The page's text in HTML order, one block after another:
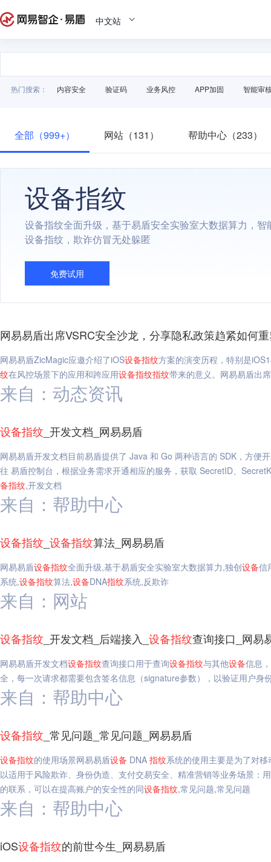
中文站
热门搜索： 内容安全 验证码 业务风控 APP加固 智能审
全部（999+） 网站（131） 帮助中心（233）
设备指纹
设备指纹全面升级，基于易盾安全实验室大数据算力，智
设备指纹，欺诈仿冒无处躲匿
免费试用
网易易盾出席VSRC安全沙龙，分享隐私政策趋紧如何
网易易盾ZicMagic应邀介绍了iOS设备指纹方案的演变历程，特别是
纹在风控场景下的应用和跨应用设备指纹指纹带来的意义。网易易盾出
来自：动态资讯
设备指纹 _开发文档_网易易盾
网易易盾开发文档目前易盾提供了 Java 和 Go 两种语言的 SDK，方便
往 易盾控制台，根据业务需求开通相应的服务，获取 SecretID、
备指纹,开发文档
来自：帮助中心
设备指纹 设备指纹算法_网易易盾
网易易盾设备指纹全面升级,基于易盾安全实验室大数据算力,独创设备信
系统,设备指纹算法,设备DNA指纹系统,反欺诈
来自：网站
设备指纹 _开发文档_后端接入_ 设备指纹查询接口_网易
网易易盾开发文档设备指纹查询接口用于查询设备指纹与其他设备信息
全，每一次请求都需要包含签名信息（signature参数），以验证用户身
来自：帮助中心
设备指纹 _常见问题_常见问题_网易易盾
设备指纹的使用场景网易易盾设备 DNA 指纹系统的使用主要是为了对
以适用于风险欺诈、身份伪造、支付交易安全、精准营销等业务场景：
的联系，可以在提高账户的安全性的同设备指纹,常见问题,常见问题
来自：帮助中心
iOS设备指纹的前世今生_网易易盾